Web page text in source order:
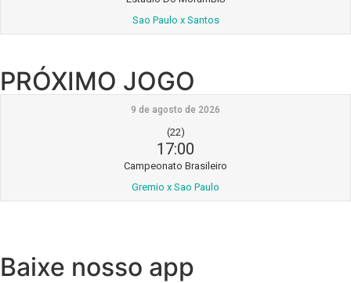
Sao Paulo x Santos
PRÓXIMO JOGO
9 de agosto de 2026
(22)
17:00
Campeonato Brasileiro
Gremio x Sao Paulo
Baixe nosso app